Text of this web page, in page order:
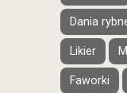
Dania
Likier
Faworki